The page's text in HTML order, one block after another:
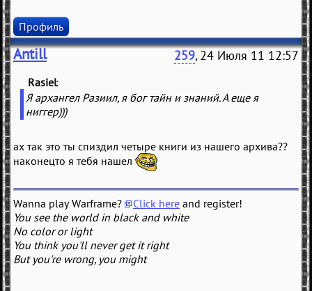
Профиль
Antill 259, 24 Июля 11 12:57
Rasiel
Я архангел Разиил, я бог тайн и знаний. А еще я
ниггер)))
ах так это ты спиздил четыре книги из нашего архива??
наконецто я тебя нашел
Wanna play Warframe? Click here and register!
You see the world in black and white
No color or light
You think you'll never get it right
But you're wrong, you might